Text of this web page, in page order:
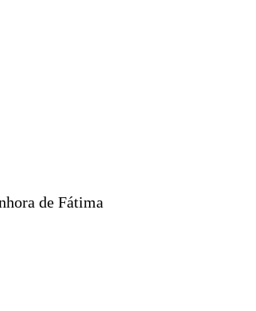
de Fátima